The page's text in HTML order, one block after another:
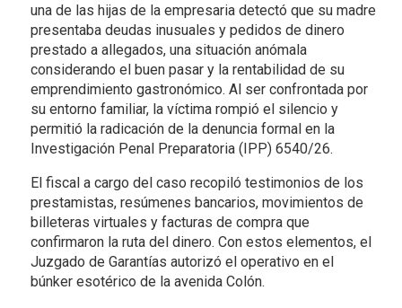
una de las hijas de la empresaria detectó que su madre
presentaba deudas inusuales y pedidos de dinero
prestado a allegados, una situación anómala
considerando el buen pasar y la rentabilidad de su
emprendimiento gastronómico. Al ser confrontada por
su entorno familiar, la víctima rompió el silencio y
permitió la radicación de la denuncia formal en la
Investigación Penal Preparatoria (IPP) 6540/26.
El fiscal a cargo del caso recopiló testimonios de los
prestamistas, resúmenes bancarios, movimientos de
billeteras virtuales y facturas de compra que
confirmaron la ruta del dinero. Con estos elementos, el
Juzgado de Garantías autorizó el operativo en el
búnker esotérico de la avenida Colón.